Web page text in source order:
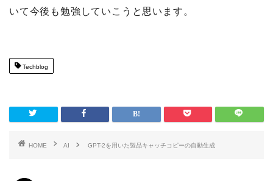
いて今後も勉強していこうと思います。
Techblog
HOME AI GPT-2を用いた製品キャッチコピーの自動生成